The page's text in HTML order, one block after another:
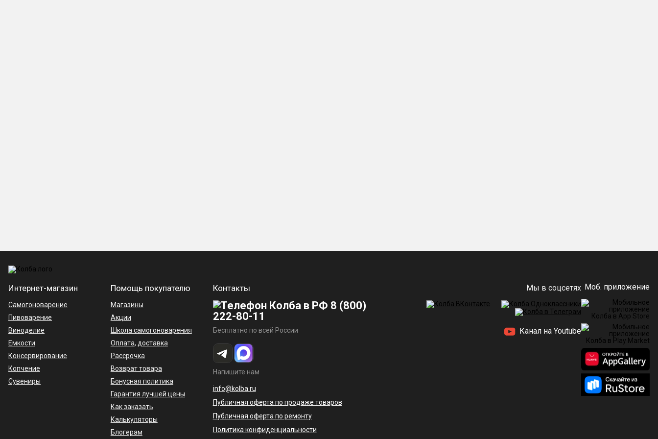
Интернет-магазин
Самогоноварение
Пивоварение
Виноделие
Емкости
Консервирование
Копчение
Сувениры
Помощь покупателю
Магазины
Акции
Школа самогоноварения
Оплата, доставка
Рассрочка
Возврат товара
Бонусная политика
Гарантия лучшей цены
Как заказать
Калькуляторы
Блогерам
Контакты
8 (800)
222-80-11
Бесплатно по всей России
Напишите нам
info@kolba.ru
Публичная оферта по продаже товаров
Публичная оферта по ремонту
Политика конфиденциальности
Мы в соцсетях
Канал на Youtube
Моб. приложение